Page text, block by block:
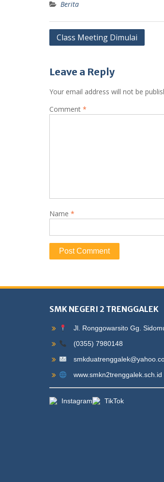
Berita
Class Meeting Dimulai
Leave a Reply
Your email address will not be
Comment *
Name *
SMK NEGERI 2 TRENGGALEK
Jl. Ronggowarsito Gg.
(0355) 7980148
www.smkn2trenggalek.sch.id
Instagram TikTok